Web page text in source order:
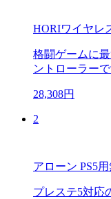
HORIワイヤレ
格闘ゲームに
ントローラーで
28,308円
2
アローン PS5
プレステ5対応